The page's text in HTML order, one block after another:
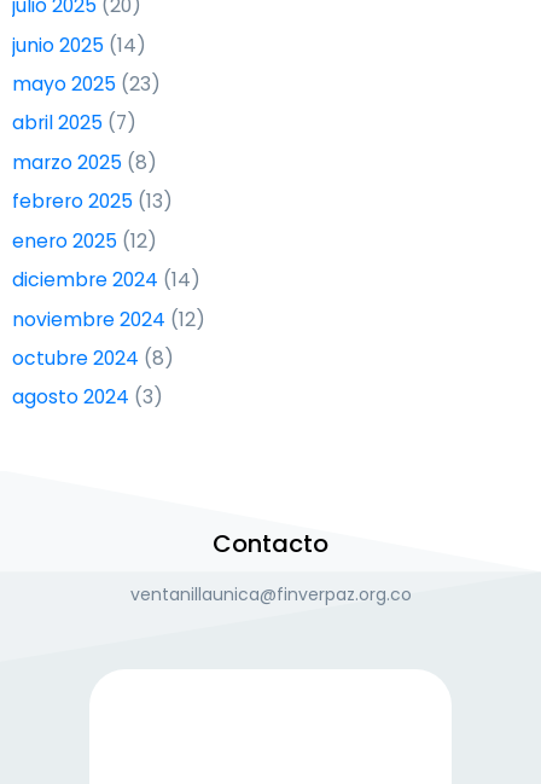
junio 2025 (14)
mayo 2025 (23)
abril 2025 (7)
marzo 2025 (8)
febrero 2025 (13)
enero 2025 (12)
diciembre 2024 (14)
noviembre 2024 (12)
octubre 2024 (8)
agosto 2024 (3)
Contacto
ventanillaunica@finverpaz.org.co